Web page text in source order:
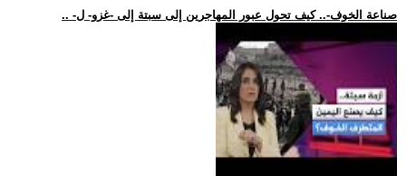
.. -صناعة الخوف-.. كيف تحول عبور المهاجرين إلى سبتة إلى -غزو- ل